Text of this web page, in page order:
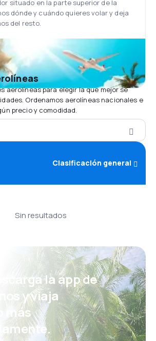
situado en la parte superior de la
dónde y cuándo quieres volar y deja
del resto.
aerolíneas para elegir la que mejor se
Ordenamos aerolíneas nacionales e
precio y comodidad.
Clasificación general
Sin resultados
la app de
y viaja
más